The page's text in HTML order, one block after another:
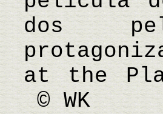
dos
at the
© WK